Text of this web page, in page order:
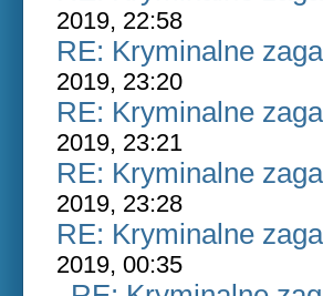
2019, 22:58
RE: Kryminalne
2019, 23:20
RE: Kryminalne
2019, 23:21
RE: Kryminalne
2019, 23:28
RE: Kryminalne
2019, 00:35